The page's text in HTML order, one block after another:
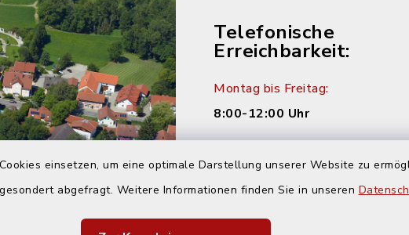
einsetzen, um eine optimale Darstellung unserer Website zu
abgefragt. Weitere Informationen finden Sie in unseren
Telefonische
Erreichbarkeit:
Montag bis Freitag:
8:00-12:00 Uhr
14:00-16:00 Uhr